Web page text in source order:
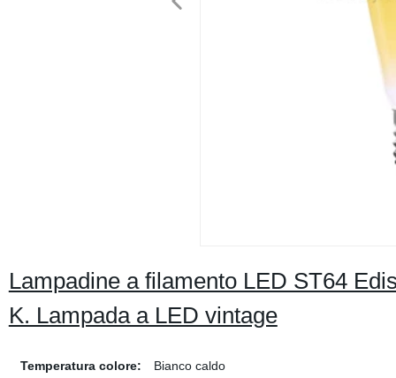
Lampadine a filamento LED ST64
K. Lampada a LED vintage
Temperatura colore:
Bianco caldo